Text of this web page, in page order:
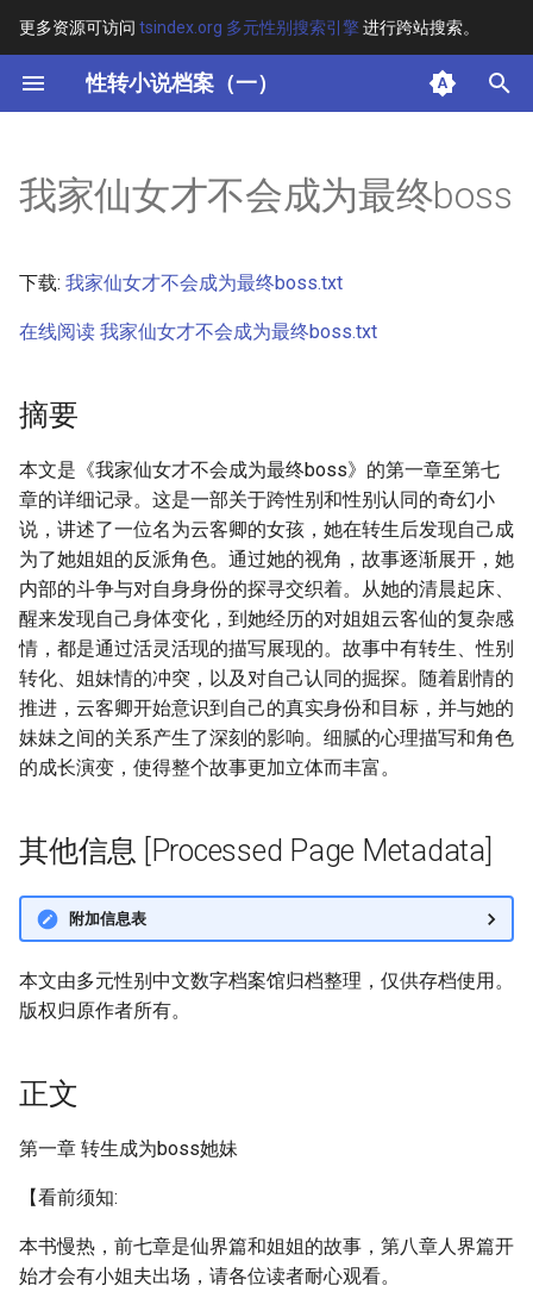
更多资源可访问 tsindex.org 多元性别搜索引擎进行跨站搜索。
性转小说档案（一）
键
开
搜
索
其他信息 [Processed Page
我家仙女才不会成为最终boss
下载: 我家仙女才不会成为最终boss.txt
在线阅读 我家仙女才不会成为最终boss.txt
摘要
本文是《我家仙女才不会成为最终boss》的第一章至第七
章的详细记录。这是一部关于跨性别和性别认同的奇幻小
说，讲述了一位名为云客卿的女孩，她在转生后发现自己成
为了她姐姐的反派角色。通过她的视角，故事逐渐展开，她
内部的斗争与对自身身份的探寻交织着。从她的清晨起床、
醒来发现自己身体变化，到她经历的对姐姐云客仙的复杂感
情，都是通过活灵活现的描写展现的。故事中有转生、性别
转化、姐妹情的冲突，以及对自己认同的掘探。随着剧情的
推进，云客卿开始意识到自己的真实身份和目标，并与她的
妹妹之间的关系产生了深刻的影响。细腻的心理描写和角色
的成长演变，使得整个故事更加立体而丰富。
其他信息 [Processed Page Metadata]
附加信息表
本文由多元性别中文数字档案馆归档整理，仅供存档使用。
版权归原作者所有。
正文
第一章 转生成为boss她妹
【看前须知:
本书慢热，前七章是仙界篇和姐姐的故事，第八章人界篇开
始才会有小姐夫出场，请各位读者耐心观看。